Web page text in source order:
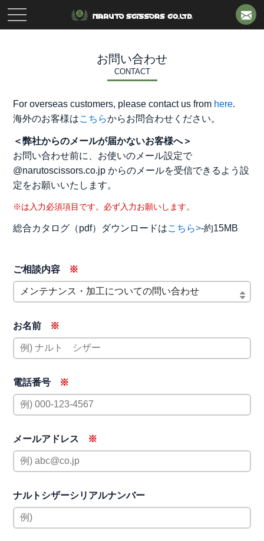
toggle
navigation
お問い合わせ
CONTACT
For overseas customers, please contact us from here.
海外のお客様はこちらからお問合わせください。
＜弊社からのメールが届かないお客様へ＞
お問い合わせ前に、お使いのメール設定で
@narutoscissors.co.jp からのメールを受信できるよう設
定をお願いいたします。
※は入力必須項目です。必ず入力お願いします。
総合カタログ（pdf）ダウンロードはこちら>-約15MB
ご相談内容
お名前
電話番号
メールアドレス
ナルトシザーシリアルナンバー